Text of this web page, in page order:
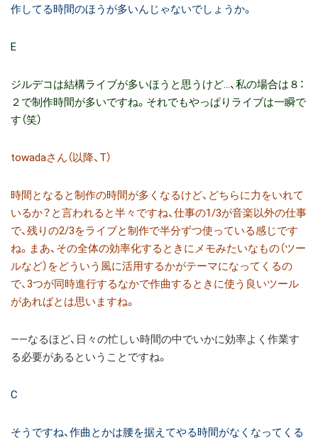
作してる時間のほうが多いんじゃないでしょうか。
E
ジルデコは結構ライブが多いほうと思うけど…、私の場合は８：
２で制作時間が多いですね。それでもやっぱりライブは一瞬で
す（笑）
towadaさん（以降、T）
時間となると制作の時間が多くなるけど、どちらに力をいれて
いるか？と言われると半々ですね、仕事の1/3が音楽以外の仕事
で、残りの2/3をライブと制作で半分ずつ使っている感じです
ね。まあ、その全体の効率化するときにメモみたいなもの（ツー
ルなど）をどういう風に活用するかがテーマになってくるの
で、3つが同時進行するなかで作曲するときに使う良いツール
があればとは思いますね。
――なるほど、日々の忙しい時間の中でいかに効率よく作業す
る必要があるということですね。
C
そうですね、作曲とかは腰を据えてやる時間がなくなってくる